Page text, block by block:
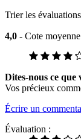
Trier les
4,0 - Cote
Dites-nous ce que
Vos précieux
Écrire un
Évaluation :